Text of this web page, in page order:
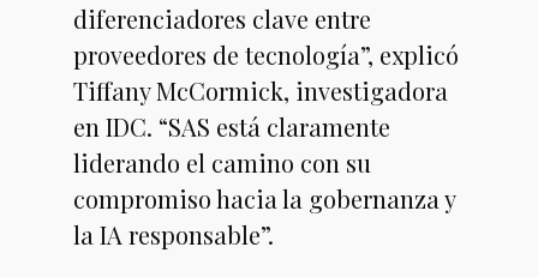
diferenciadores clave entre
proveedores de tecnología”, explicó
Tiffany McCormick, investigadora
en IDC. “SAS está claramente
liderando el camino con su
compromiso hacia la gobernanza y
la IA responsable”.